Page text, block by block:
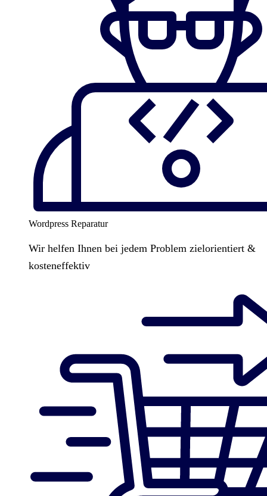
Wordpress Reparatur
Wir helfen Ihnen bei jedem Problem zielorientiert &
kosteneffektiv